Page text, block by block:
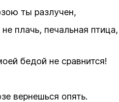
ты разлучен,
плачь, печальная птица,
бедой не сравнится!
вернешься опять.